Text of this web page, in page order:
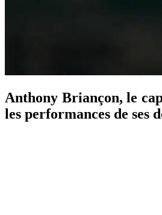
Anthony Briançon, le
les performances de ses